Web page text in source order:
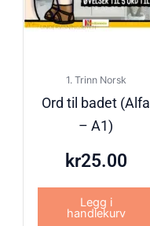
1. Trinn Norsk
Ord til badet (Alfa
– A1)
kr25.00
Legg i
handlekurv